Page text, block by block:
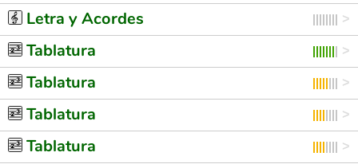
Letra y Acordes
Tablatura
Tablatura
Tablatura
Tablatura